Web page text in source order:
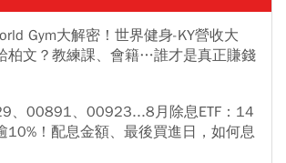
Gym大解密！世界健身-KY營收大
柏文？教練課、會籍…誰才是真正賺錢
、00891、00923...8月除息ETF：14
10%！配息金額、最後買進日，如何息